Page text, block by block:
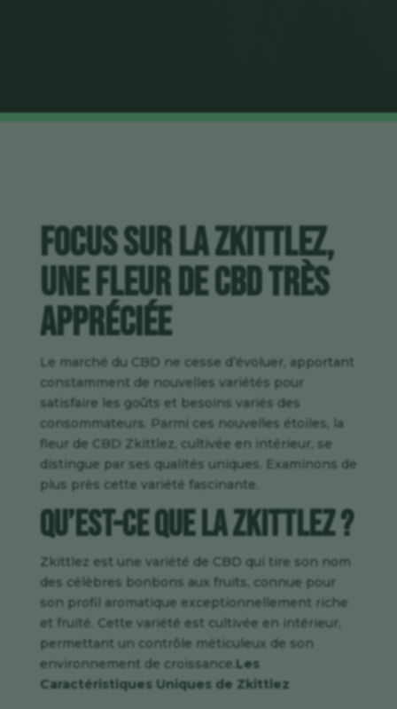
Focus sur la Zkittlez,
une fleur de CBD très
appréciée
Le marché du CBD ne cesse d’évoluer, apportant
constamment de nouvelles variétés pour
satisfaire les goûts et besoins variés des
consommateurs. Parmi ces nouvelles étoiles, la
fleur de CBD Zkittlez , cultivée en intérieur, se
distingue par ses qualités uniques. Examinons de
plus près cette variété fascinante.
Qu’est-ce que la Zkittlez ?
Zkittlez est une variété de CBD qui tire son nom
des célèbres bonbons aux fruits, connue pour
son profil aromatique exceptionnellement riche
et fruité. Cette variété est cultivée en intérieur,
permettant un contrôle méticuleux de son
environnement de croissance. Les
Caractéristiques Uniques de Zkittlez